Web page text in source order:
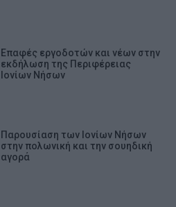
Επαφές εργοδοτών και νέων στην
εκδήλωση της Περιφέρειας
Ιονίων Νήσων
Παρουσίαση των Ιονίων Νήσων
στην πολωνική και την σουηδική
αγορά